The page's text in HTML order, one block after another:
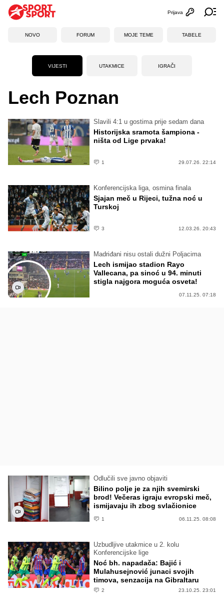
Otvori
Prijava
NOVO FORUM MOJE TEME TABELE
VIJESTI UTAKMICE IGRAČI
Lech Poznan
Slavili 4:1 u gostima prije sedam dana
Historijska sramota šampiona -
ništa od Lige prvaka!
1 29.07.26. 22:14
Konferencijska liga, osmina finala
Sjajan meč u Rijeci, tužna noć u
Turskoj
3 12.03.26. 20:43
Madriđani nisu ostali dužni Poljacima
Lech ismijao stadion Rayo
Vallecana, pa sinoć u 94. minuti
stigla najgora moguća osveta!
07.11.25. 07:18
Odlučili sve javno objaviti
Bilino polje je za njih svemirski
brod! Večeras igraju evropski meč,
ismijavaju ih zbog svlačionice
1 06.11.25. 08:08
Uzbudljive utakmice u 2. kolu
Konferencijske lige
Noć bh. napadača: Bajić i
Mulahusejnović junaci svojih
timova, senzacija na Gibraltaru
2 23.10.25. 23:01